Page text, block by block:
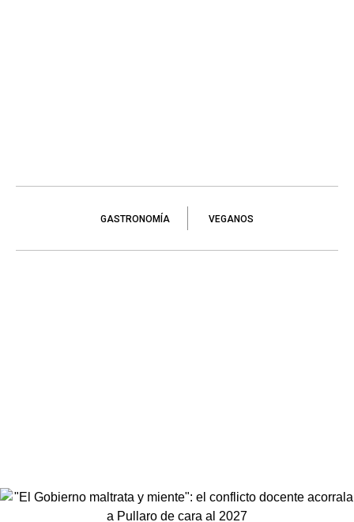
GASTRONOMÍA VEGANOS